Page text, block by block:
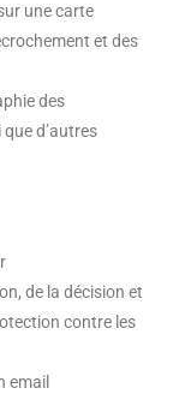
une carte
et des
des
d’autres
de la décision et
contre les
email